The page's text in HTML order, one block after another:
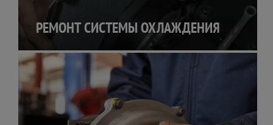
РЕМОНТ СИСТЕМЫ ОХЛАЖДЕНИЯ